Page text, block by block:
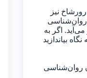
نیز
اگر به
بیاندازید
روان‌شناسی